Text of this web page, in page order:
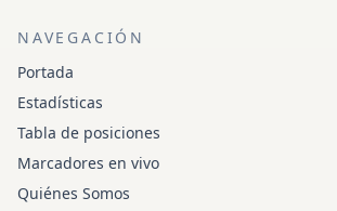
NAVEGACIÓN
Portada
Estadísticas
Tabla de posiciones
Marcadores en vivo
Quiénes Somos